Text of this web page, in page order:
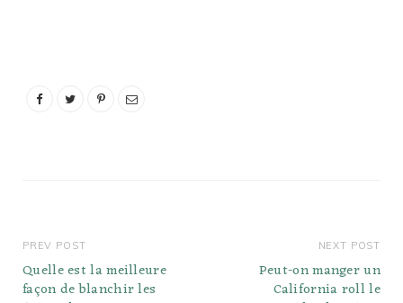
PREV POST
Quelle est la meilleure
façon de blanchir les
NEXT POST
Peut-on manger un
California roll le